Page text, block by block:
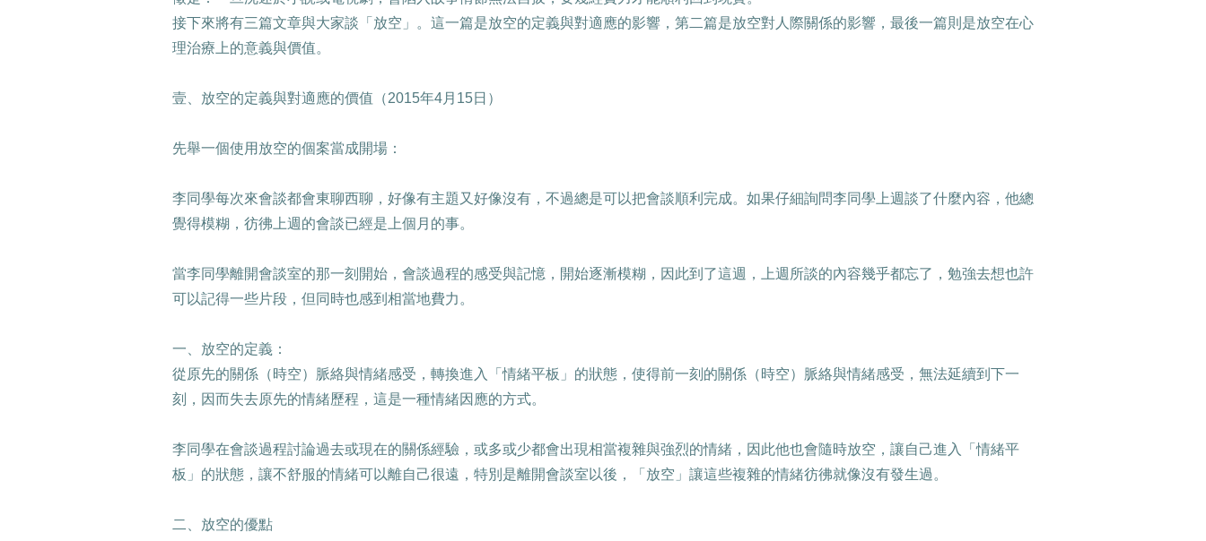
接下來將有三篇文章與大家談「放空」。這一篇是放空的定義與對適應的影響，第二篇是放空對人際關係的影響，最後一篇則是放空在心
理治療上的意義與價值。
壹、放空的定義與對適應的價值（2015年4月 15日）
先舉一個使用放空的個案當成開場：
李同學每次來會談都會東聊西聊，好像有主題又好像沒有，不過總是可以把會談順利完成。如果仔細詢問李同學上週談了什麼內容，他總
覺得模糊，彷彿上週的會談已經是上個月的事。
當李同學離開會談室的那一刻開始，會談過程的感受與記憶，開始逐漸模糊，因此到了這週，上週所談的內容幾乎都忘了，勉強去想也許
可以記得一些片段，但同時也感到相當地費力。
一、放空的定義：
從原先的關係（時空）脈絡與情緒感受，轉換進入「情緒平板」的狀態，使得前一刻的關係（時空）脈絡與情緒感受，無法延續到下一
刻，因而失去原先的情緒歷程，這是一種情緒因應的方式。
李同學在會談過程討論過去或現在的關係經驗，或多或少都會出現相當複雜與強烈的情緒，因此他也會隨時放空，讓自己進入「情緒平
板」的狀態，讓不舒服的情緒可以離自己很遠，特別是離開會談室以後，「放空」讓這些複雜的情緒彷彿就像沒有發生過。
二、放空的優點